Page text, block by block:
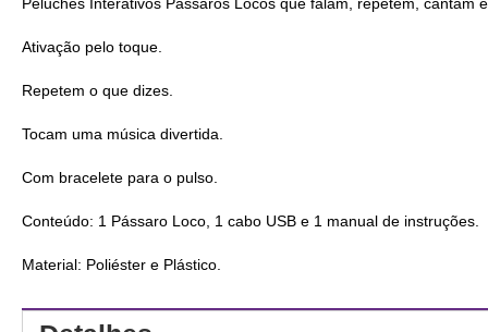
Ativação pelo toque.
Repetem o que dizes.
Tocam uma música divertida.
Com bracelete para o pulso.
Conteúdo: 1 Pássaro Loco, 1 cabo USB e 1 manual de instruções.
Material: Poliéster e Plástico.